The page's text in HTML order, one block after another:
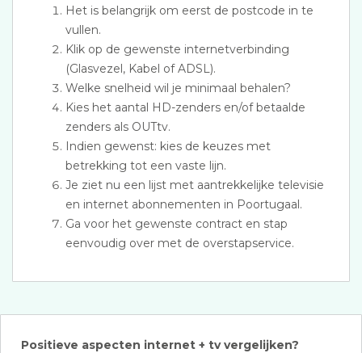
Het is belangrijk om eerst de postcode in te
vullen.
Klik op de gewenste internetverbinding
(Glasvezel, Kabel of ADSL).
Welke snelheid wil je minimaal behalen?
Kies het aantal HD-zenders en/of betaalde
zenders als OUTtv.
Indien gewenst: kies de keuzes met
betrekking tot een vaste lijn.
Je ziet nu een lijst met aantrekkelijke televisie
en internet abonnementen in Poortugaal.
Ga voor het gewenste contract en stap
eenvoudig over met de overstapservice.
Positieve aspecten internet + tv vergelijken?